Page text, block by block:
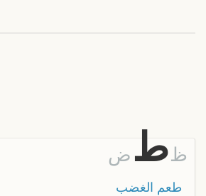
ض طظ
طعم الغضب